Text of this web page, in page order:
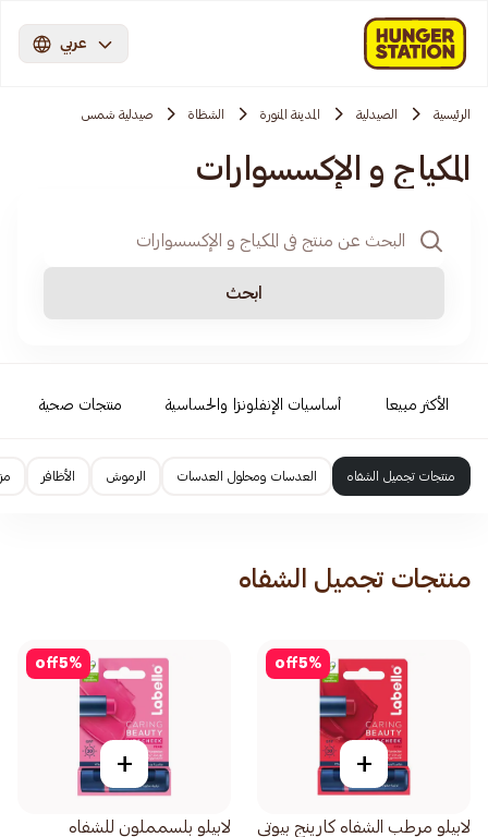
عربي
الرئيسية الصيدلية المدينة المنورة الشظاة صيدلية شمس
المكياج و الإكسسوارات
ابحث
الأكثر مبيعا أساسيات الإنفلونزا والحساسية منتجات صحية
منتجات تجميل الشفاه العدسات ومحلول العدسات الرموش الأظافر
منتجات تجميل الشفاه
5%
off
+
لابيلو مرطب الشفاه كارينج بيوتي
5%
off
+
لابيلو بلسمملون للشفاه